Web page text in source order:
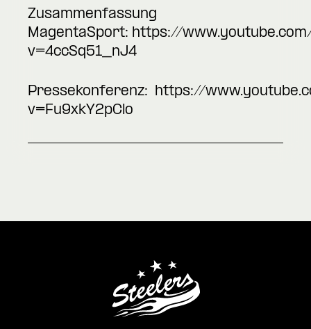
Zusammenfassung
MagentaSport: https://
v=4ccSq51_nJ4
Pressekonferenz: https://
v=Fu9xkY2pClo